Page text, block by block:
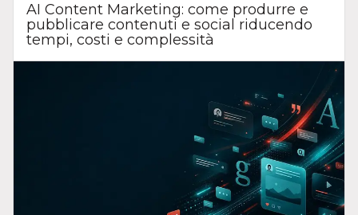
AI Content Marketing: come produrre e
pubblicare contenuti e social riducendo
tempi, costi e complessità